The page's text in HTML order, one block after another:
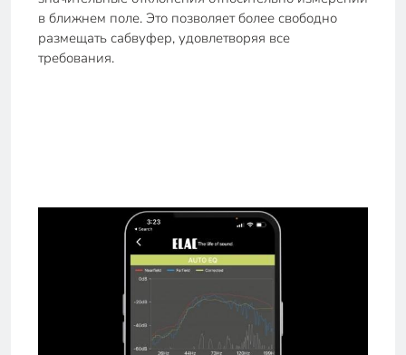
в ближнем поле. Это позволяет более свободно
размещать сабвуфер, удовлетворяя все
требования.